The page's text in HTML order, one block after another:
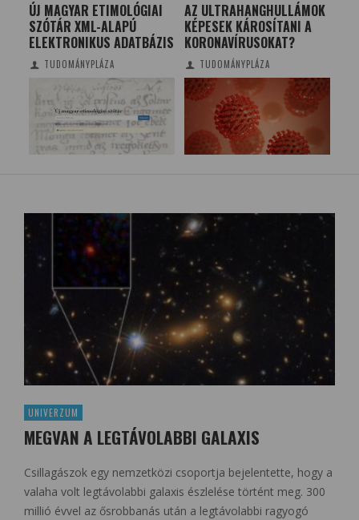
ÚJ MAGYAR ETIMOLÓGIAI
SZÓTÁR XML-ALAPÚ
ELEKTRONIKUS ADATBÁZIS
TUDOMÁNYPLÁZA
AZ ULTRAHANGHULLÁMOK
KÉPESEK KÁROSÍTANI A
KORONAVÍRUSOKAT?
TUDOMÁNYPLÁZA
UNIVERZUM
MEGVAN A LEGTÁVOLABBI GALAXIS
Csillagászok egy nemzetközi csoportja bejelentette, hogy a
valaha volt legtávolabbi galaxis észlelése történt meg. 300
millió évvel az ősrobbanás után a legtávolabbi ragyogó